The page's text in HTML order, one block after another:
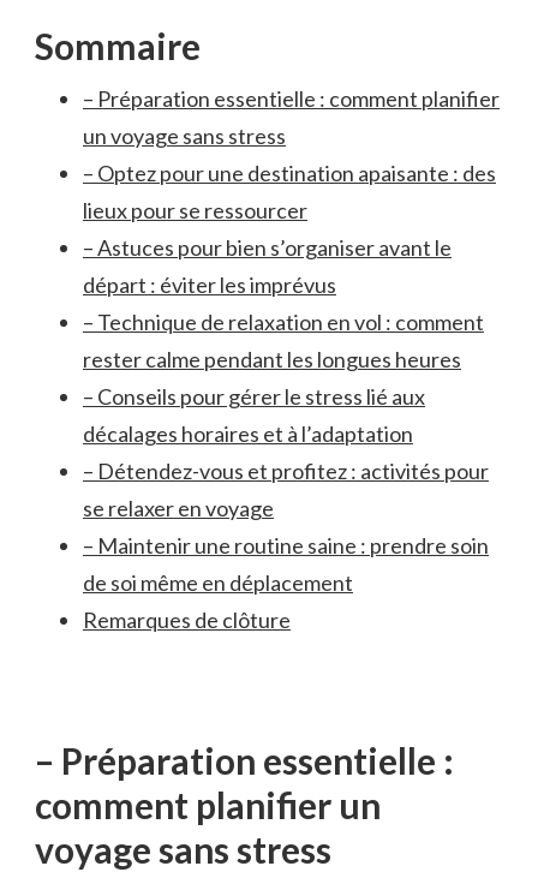
Sommaire
– Préparation​ essentielle​ : comment planifier
un voyage⁣ sans stress
– Optez pour une destination apaisante : des
lieux pour ‍se ressourcer
– Astuces pour bien s’organiser​ avant le⁤
départ‍ : éviter les imprévus
– Technique de ‌relaxation en ​vol : comment
rester calme‌ pendant les longues⁢ heures
– ‌Conseils pour gérer le stress lié ‌aux
décalages ​horaires et à l’adaptation
– Détendez-vous et profitez : ‌activités pour
se relaxer en voyage
– Maintenir‌ une ⁣routine saine ⁤: prendre soin
de soi même en déplacement
Remarques de clôture
– Préparation ‍essentielle :
comment planifier un
⁣voyage sans stress